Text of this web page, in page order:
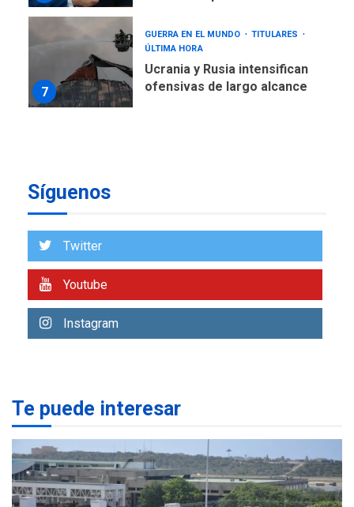
7
NACIONALES
Instalan carpas metálicas
2
atípica fuera de Bogotá
3
POLÍTICA
TITULARES
4
Gobierno y AN2015 en
INTERNACIONALES ÚLTIMA HORA
Hiroshima 81 años de la
debacle atómica. Japón
Síguenos
Twitter
Youtube
Instagram
Te puede interesar